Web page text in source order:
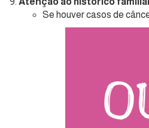
Se houver casos de